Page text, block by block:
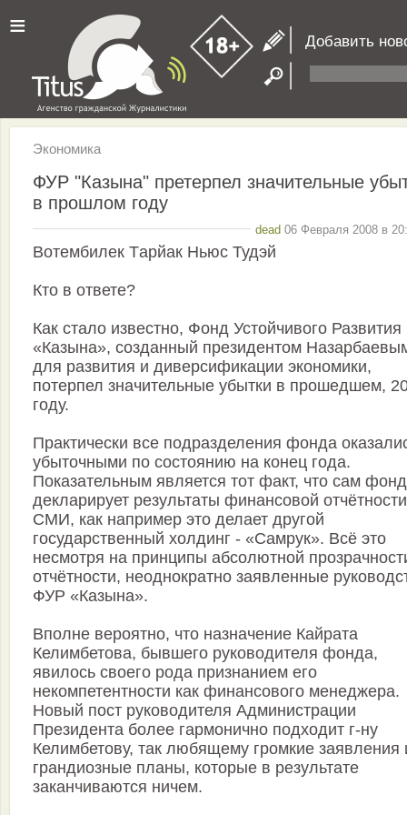
≡ Добавить
Экономика
ФУР "Казына" претерпел значительные
в прошлом году
dead 06 Февраля 2008 в
Вотембилек Tарйак Ньюс Тудэй
Кто в ответе?
Как стало известно, Фонд Устойчивого Развития
«Казына», созданный президентом
для развития и диверсификации экономики,
потерпел значительные убытки в прошедшем,
году.
Практически все подразделения фонда
убыточными по состоянию на конец года.
Показательным является тот факт, что сам
декларирует результаты финансовой
СМИ, как например это делает другой
государственный холдинг - «Самрук». Всё это
несмотря на принципы абсолютной
отчётности, неоднократно заявленные
ФУР «Казына».
Вполне вероятно, что назначение Кайрата
Келимбетова, бывшего руководителя фонда,
явилось своего рода признанием его
некомпетентности как финансового менеджера.
Новый пост руководителя Администрации
Президента более гармонично подходит г-ну
Келимбетову, так любящему громкие заявления
грандиозные планы, которые в результате
заканчиваются ничем.